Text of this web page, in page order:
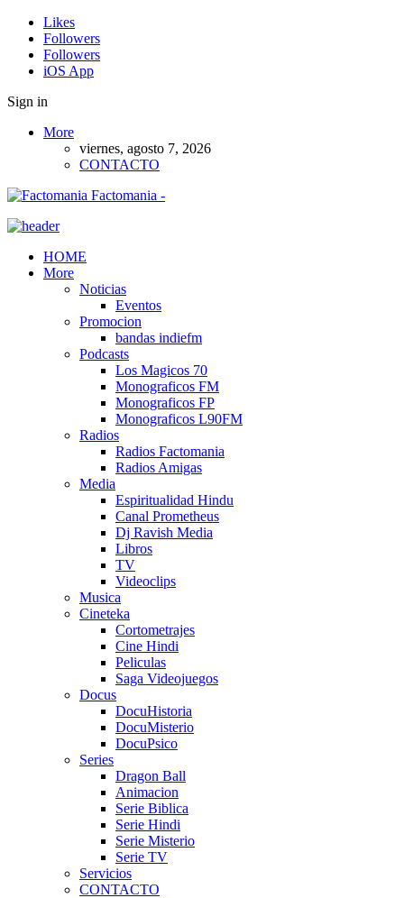
Likes
Followers
Followers
iOS App
Sign in
More
viernes, agosto 7, 2026
CONTACTO
Factomania -
HOME
More
Noticias
Eventos
Promocion
bandas indiefm
Podcasts
Los Magicos 70
Monograficos FM
Monograficos FP
Monograficos L90FM
Radios
Radios Factomania
Radios Amigas
Media
Espiritualidad Hindu
Canal Prometheus
Dj Ravish Media
Libros
TV
Videoclips
Musica
Cineteka
Cortometrajes
Cine Hindi
Peliculas
Saga Videojuegos
Docus
DocuHistoria
DocuMisterio
DocuPsico
Series
Dragon Ball
Animacion
Serie Biblica
Serie Hindi
Serie Misterio
Serie TV
Servicios
CONTACTO